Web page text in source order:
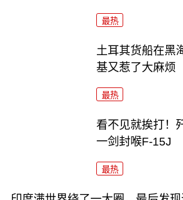
最热
土耳其货船在黑
基又惹了大麻烦
最热
看不见就挨打！
一剑封喉F-15J
最热